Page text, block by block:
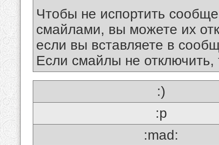
Чтобы не испортить
смайлами, вы можете их
если вы вставляете в
Если смайлы не отключить,
:)
:p
:mad: